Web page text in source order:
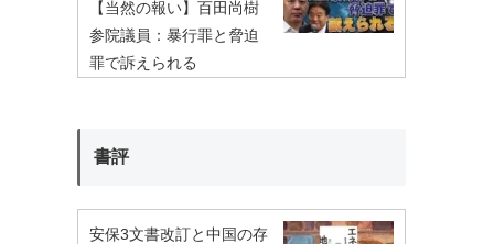
【当然の報い】百田尚樹
参院議員：暴行罪と脅迫
罪で訴えられる
書評
安保3文書改訂と中国の存